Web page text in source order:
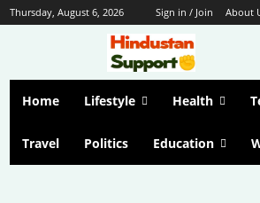
Thursday, August 6, 2026 Sign in / Join About
Home Lifestyle Health
Travel Politics Education